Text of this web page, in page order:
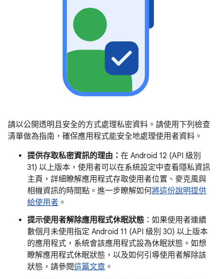
請以公開透明且安全的方式處理私密資料。請使用下列檢查
清單做為指南，確保應用程式能安全地處理使用者資料。
提供存取私密資訊的理由： 在 Android 12 (API 級別
31) 以上版本，使用者可以在系統設定中查看隱私資訊
主頁，詳細瞭解應用程式存取使用者位置、麥克風與
相機資訊的時間點。進一步瞭解如何將這份說明提供
給使用者 。
提示使用者解除應用程式休眠狀態 ：如果使用者連續
數個月未使用指定 Android 11 (API 級別 30) 以上版本
的應用程式，系統會該應用程式設為休眠狀態。如想
瞭解應用程式休眠狀態，以及如何引導使用者解除該
狀態，請參閱這篇文章 。